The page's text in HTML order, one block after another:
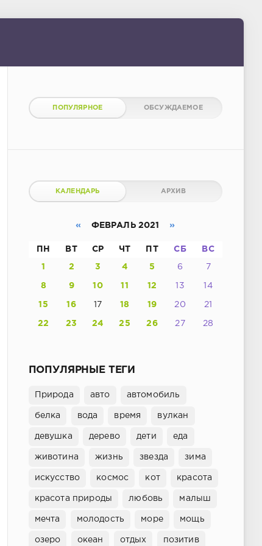
ПОПУЛЯРНОЕ ОБСУЖДАЕМОЕ
КАЛЕНДАРЬ АРХИВ
« ФЕВРАЛЬ 2021 »
ПН ВТ СР ЧТ ПТ СБ ВС
1 2 3 4 5 6 7
8 9 10 11 12 13 14
15 16 17 18 19 20 21
22 23 24 25 26 27 28
ПОПУЛЯРНЫЕ ТЕГИ
Природа авто автомобиль
белка вода время вулкан
девушка дерево дети еда
животина жизнь звезда зима
искусство космос кот красота
красота природы любовь малыш
мечта молодость море мощь
озеро океан отдых позитив